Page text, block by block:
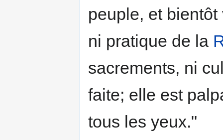
peuple, et
ni pratique de la
sacrements, ni
faite; elle est
tous les yeux."